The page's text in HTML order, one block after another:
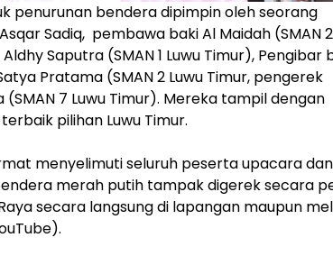
penurunan bendera dipimpin oleh seorang
Sadiq, pembawa baki Al Maidah (SMAN
Saputra (SMAN 1 Luwu Timur), Pengibar
Pratama (SMAN 2 Luwu Timur, pengerek
(SMAN 7 Luwu Timur). Mereka tampil dengan
pilihan Luwu Timur.
menyelimuti seluruh peserta upacara
merah putih tampak digerek secara
secara langsung di lapangan maupun